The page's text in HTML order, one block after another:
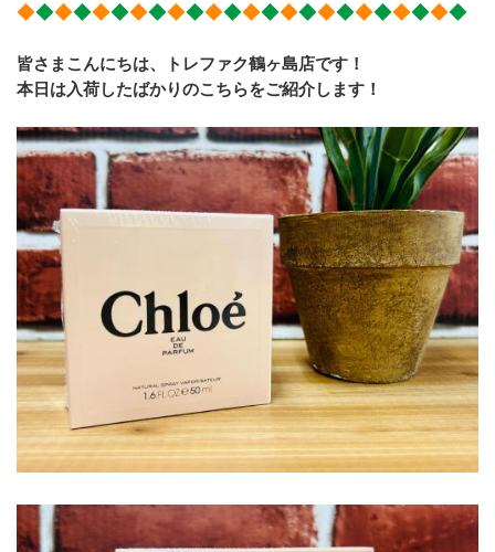
◆◆◆◆◆◆◆◆◆◆◆◆◆◆◆◆◆◆◆◆◆◆◆◆
皆さまこんにちは、トレファク鶴ヶ島店です！
本日は入荷したばかりのこちらをご紹介します！